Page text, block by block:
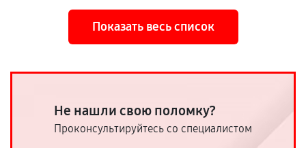
Показать весь список
Не нашли свою поломку?
Проконсультируйтесь со специалистом